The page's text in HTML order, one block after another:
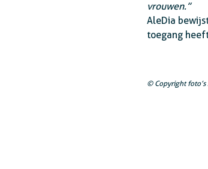
vrouwen.”
AleDia
toegang
© Copyright foto’s